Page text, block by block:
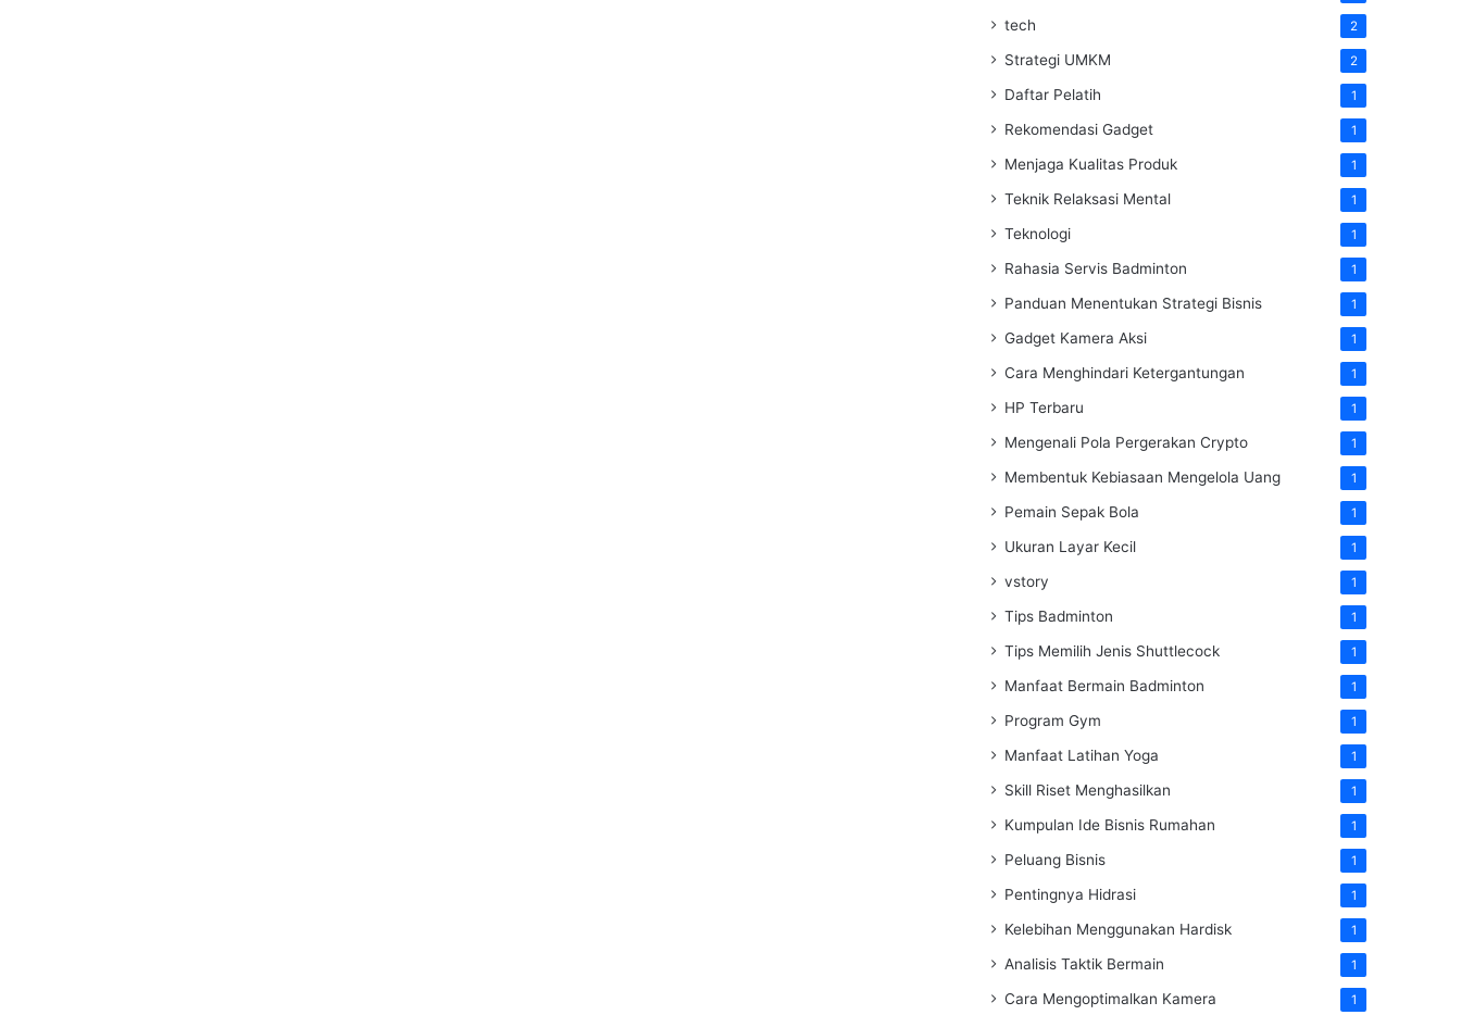
tech 2
Strategi UMKM 2
Daftar Pelatih 1
Rekomendasi Gadget 1
Menjaga Kualitas Produk 1
Teknik Relaksasi Mental 1
Teknologi 1
Rahasia Servis Badminton 1
Panduan Menentukan Strategi Bisnis 1
Gadget Kamera Aksi 1
Cara Menghindari Ketergantungan 1
HP Terbaru 1
Mengenali Pola Pergerakan Crypto 1
Membentuk Kebiasaan Mengelola Uang 1
Pemain Sepak Bola 1
Ukuran Layar Kecil 1
vstory 1
Tips Badminton 1
Tips Memilih Jenis Shuttlecock 1
Manfaat Bermain Badminton 1
Program Gym 1
Manfaat Latihan Yoga 1
Skill Riset Menghasilkan 1
Kumpulan Ide Bisnis Rumahan 1
Peluang Bisnis 1
Pentingnya Hidrasi 1
Kelebihan Menggunakan Hardisk 1
Analisis Taktik Bermain 1
Cara Mengoptimalkan Kamera 1